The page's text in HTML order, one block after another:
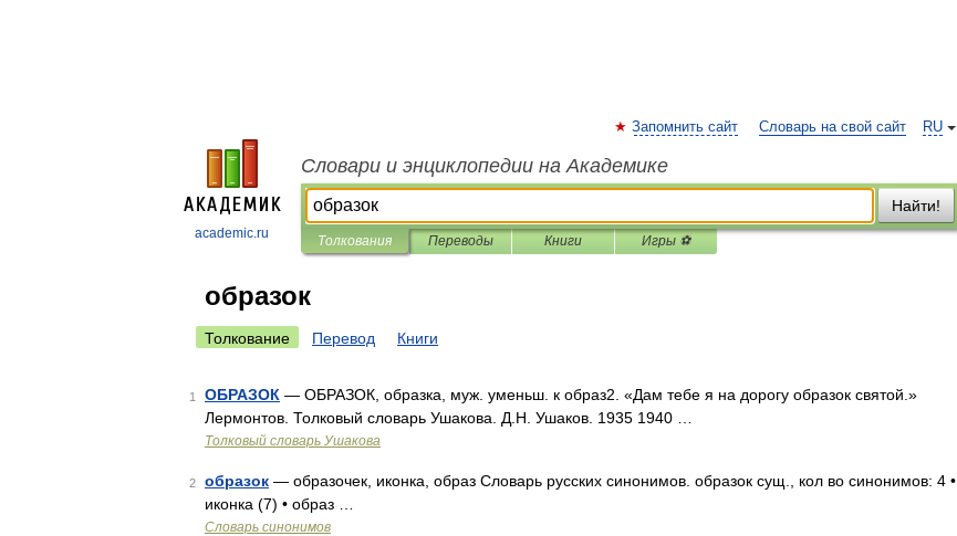
academic.ru
RU
Запомнить сайт Словарь на свой сайт
Словари и энциклопедии на Академике
Найти!
Толкования Переводы Книги Игры ⚽
образок
Толкование Перевод Книги
1 ОБРАЗОК — ОБРАЗОК, образка, муж. уменьш. к образ2. «Дам тебе я на дорогу образок святой.»
Лермонтов. Толковый словарь Ушакова. Д.Н. Ушаков. 1935 1940 …
Толковый словарь Ушакова
2 образок — образочек, иконка, образ Словарь русских синонимов. образок сущ., кол во синонимов: 4 •
иконка (7) • образ …
Словарь синонимов